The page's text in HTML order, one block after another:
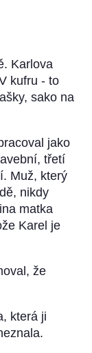
Karlova
kufru - to
sako na
jako
třetí
Muž, který
nikdy
matka
Karel je
že
která ji